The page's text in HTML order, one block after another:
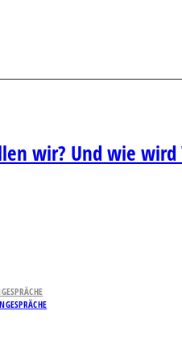
wir? Und wie